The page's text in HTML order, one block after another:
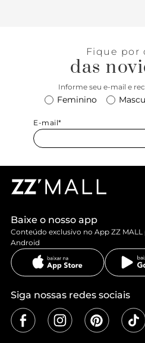
Fique por
das
Informe seu e-mail e
Feminino
E-mail*
Baixe o nosso app
Conteúdo exclusivo no App ZZ MALL
Android
Siga nossas redes sociais